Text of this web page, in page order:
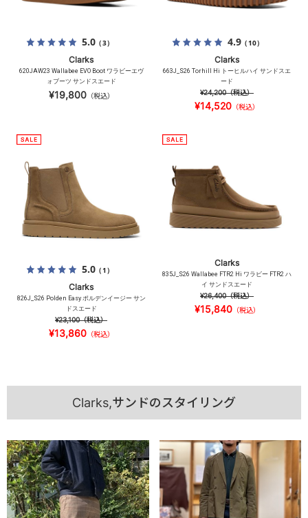
5.0（3）
Clarks
620JAW23 Wallabee EVO Boot ワラビーエヴ
ォブーツ サンドスエード
¥19,800（税込）
4.9（10）
Clarks
663J_S26 Torhill Hi トーヒルハイ サンドスエ
ード
¥24,200（税込）
¥14,520 （税込）
5.0（1）
Clarks
826J_S26 Polden Easy ポルデンイージー サン
ドスエード
¥23,100（税込）
¥13,860（税込）
Clarks
835J_S26 Wallabee FTR2 Hi ワラビー FTR2 ハ
イ サンドスエード
¥26,400（税込）
¥15,840（税込）
Clarks,サンドのスタイリング